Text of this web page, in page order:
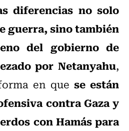
diferencias no solo
guerra, sino también
del gobierno de
por Netanyahu,
en que se están
contra Gaza y
con Hamás para